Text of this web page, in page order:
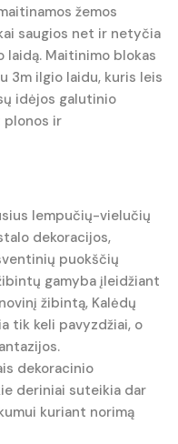
žemos
saugios net ir netyčia
laidą. Maitinimo blokas
3m ilgio laidu, kuris leis
idėjos galutinio
plonos ir
lempučių-vielučių
dekoracijos,
puokščių
gamyba įleidžiant
žibintą, Kalėdų
tik keli pavyzdžiai, o
dekoracinio
deriniai suteikia dar
kuriant norimą